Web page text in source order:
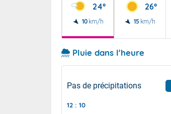
24°
10 km/h
26°
15 km/h
Pluie dans l'heure
Pas de précipitations
12 : 10